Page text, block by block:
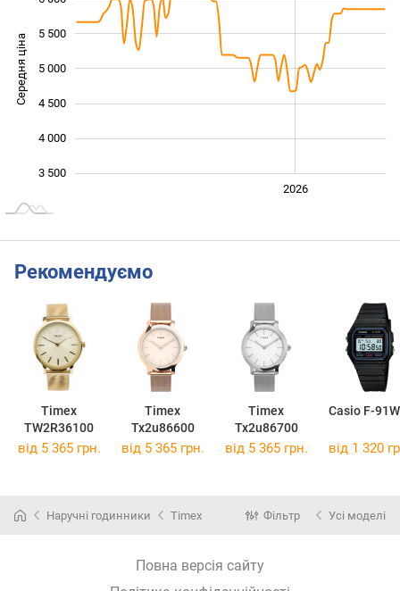
Середня ціна 3 500
3 500
4 000
4 500
5 000
5 500
2026
Рекомендуємо
Timex
TW2R36100
Timex
Tx2u86600
Timex
Tx2u86700
Casio F-
від 5 365 грн. від 5 365 грн. від 5 365 грн. від 1 320
Наручні годинники Timex Фільтр Усі моделі
Повна версія сайту